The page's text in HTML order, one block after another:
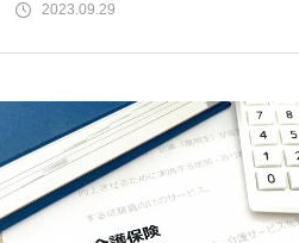
2023.09.29